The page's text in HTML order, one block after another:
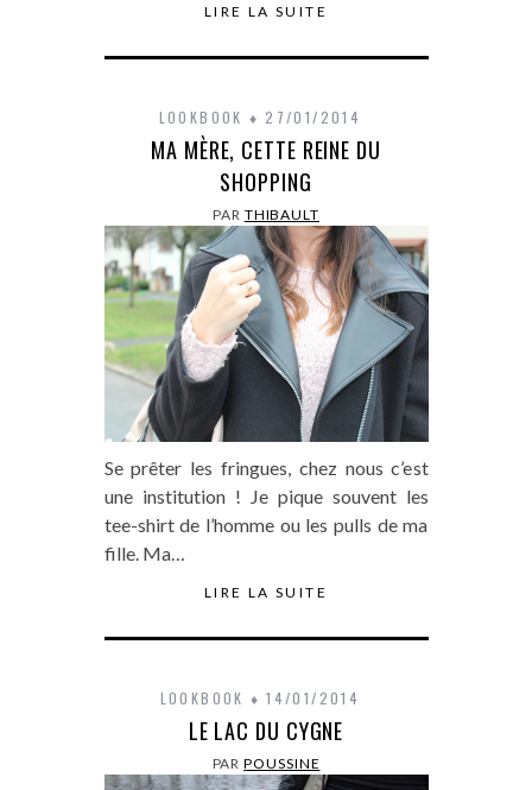
LIRE LA SUITE
LOOKBOOK 27/01/2014
MA MÈRE, CETTE REINE DU
SHOPPING
PAR THIBAULT
Se prêter les fringues, chez nous c’est
une institution ! Je pique souvent les
tee-shirt de l’homme ou les pulls de ma
fille. Ma…
LIRE LA SUITE
LOOKBOOK 14/01/2014
LE LAC DU CYGNE
PARPOUSSINE